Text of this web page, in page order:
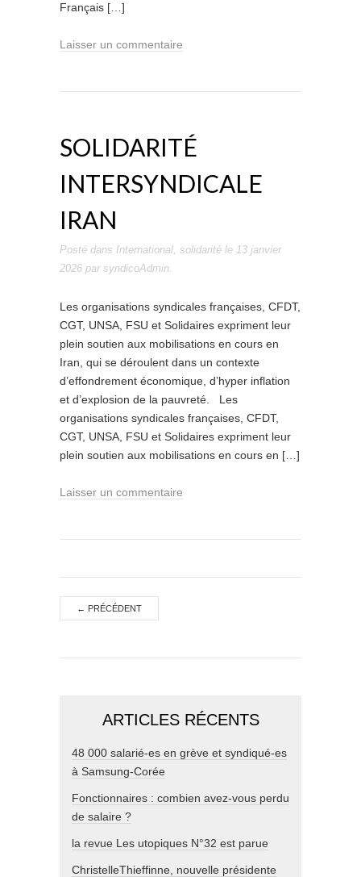
Français […]
Laisser un commentaire
SOLIDARITÉ
INTERSYNDICALE
IRAN
Posté dans International, solidarité le 13 janvier
2026 par syndicoAdmin.
Les organisations syndicales françaises, CFDT,
CGT, UNSA, FSU et Solidaires expriment leur
plein soutien aux mobilisations en cours en
Iran, qui se déroulent dans un contexte
d’effondrement économique, d’hyper inflation
et d’explosion de la pauvreté. Les
organisations syndicales françaises, CFDT,
CGT, UNSA, FSU et Solidaires expriment leur
plein soutien aux mobilisations en cours en […]
Laisser un commentaire
← PRÉCÉDENT
ARTICLES RÉCENTS
48 000 salarié-es en grève et syndiqué-es
à Samsung-Corée
Fonctionnaires : combien avez-vous perdu
de salaire ?
la revue Les utopiques N°32 est parue
ChristelleThieffinne, nouvelle présidente